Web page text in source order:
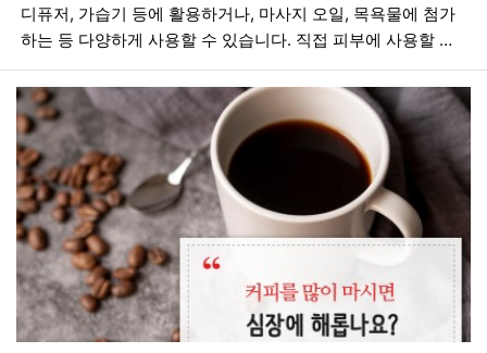
디퓨저, 가습기 등에 활용하거나, 마사지 오일, 목욕물에 첨가
하는 등 다양하게 사용할 수 있습니다. 직접 피부에 사용할 …